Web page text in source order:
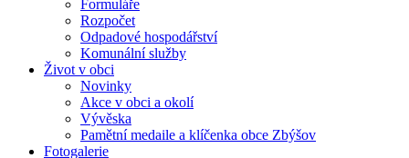
Formuláře
Rozpočet
Odpadové hospodářství
Komunální služby
Život v obci
Novinky
Akce v obci a okolí
Vývěska
Pamětní medaile a klíčenka obce Zbýšov
Fotogalerie